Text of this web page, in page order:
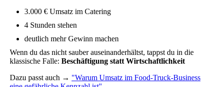
3.000 € Umsatz im Catering
4 Stunden stehen
deutlich mehr Gewinn machen
Wenn du das nicht sauber auseinanderhältst, tappst du in die
klassische Falle: Beschäftigung statt Wirtschaftlichkeit
Dazu passt auch → "Warum Umsatz im Food-Truck-Business